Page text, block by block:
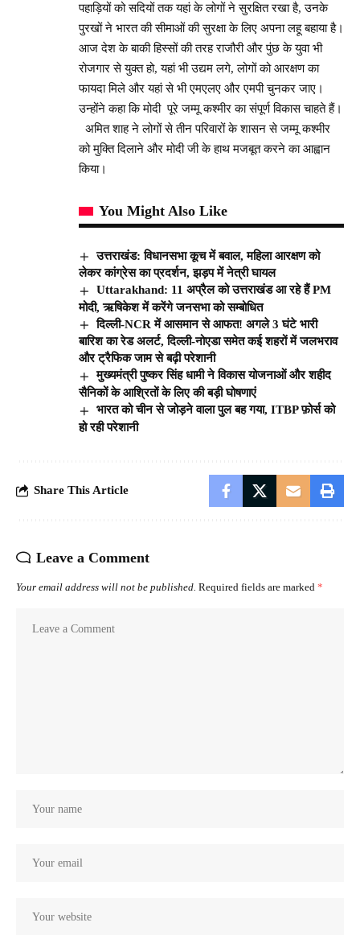
पहाड़ियों को सदियों तक यहां के लोगों ने सुरक्षित रखा है, उनके
पुरखों ने भारत की सीमाओं की सुरक्षा के लिए अपना लहू बहाया है।
आज देश के बाकी हिस्सों की तरह राजौरी और पुंछ के युवा भी
रोजगार से युक्त हो, यहां भी उद्यम लगे, लोगों को आरक्षण का
फायदा मिले और यहां से भी एमएलए और एमपी चुनकर जाए।
उन्होंने कहा कि मोदी पूरे जम्मू कश्मीर का संपूर्ण विकास चाहते हैं।
अमित शाह ने लोगों से तीन परिवारों के शासन से जम्मू कश्मीर
को मुक्ति दिलाने और मोदी जी के हाथ मजबूत करने का आह्वान
किया।
You Might Also Like
उत्तराखंड: विधानसभा कूच में बवाल, महिला आरक्षण को
लेकर कांग्रेस का प्रदर्शन, झड़प में नेत्री घायल
Uttarakhand: 11 अप्रैल को उत्तराखंड आ रहे हैं PM
मोदी, ऋषिकेश में करेंगे जनसभा को सम्बोधित
दिल्ली-NCR में आसमान से आफत! अगले 3 घंटे भारी
बारिश का रेड अलर्ट, दिल्ली-नोएडा समेत कई शहरों में जलभराव
और ट्रैफिक जाम से बढ़ी परेशानी
मुख्यमंत्री पुष्कर सिंह धामी ने विकास योजनाओं और शहीद
सैनिकों के आश्रितों के लिए की बड़ी घोषणाएं
भारत को चीन से जोड़ने वाला पुल बह गया, ITBP फ़ोर्स को
हो रही परेशानी
Share This Article
Leave a Comment
Your email address will not be published. Required fields are marked *